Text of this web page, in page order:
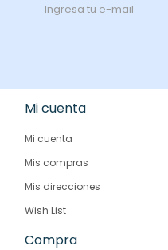
Mi cuenta
Mi cuenta
Mis compras
Mis direcciones
Wish List
Compra